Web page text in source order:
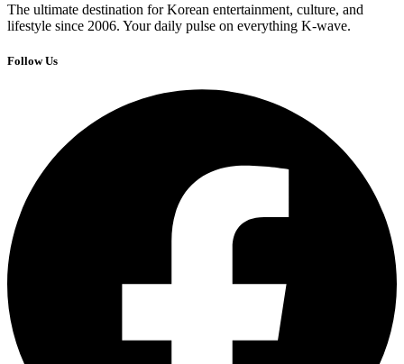
The ultimate destination for Korean entertainment, culture, and
lifestyle since 2006. Your daily pulse on everything K-wave.
Follow Us